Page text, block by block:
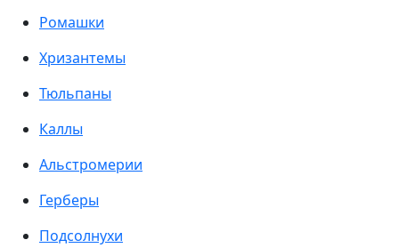
Ромашки
Хризантемы
Тюльпаны
Каллы
Альстромерии
Герберы
Подсолнухи